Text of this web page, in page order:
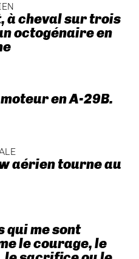
à cheval sur trois
octogénaire en
moteur en A-29B.
aérien tourne au
qui me sont
le courage, le